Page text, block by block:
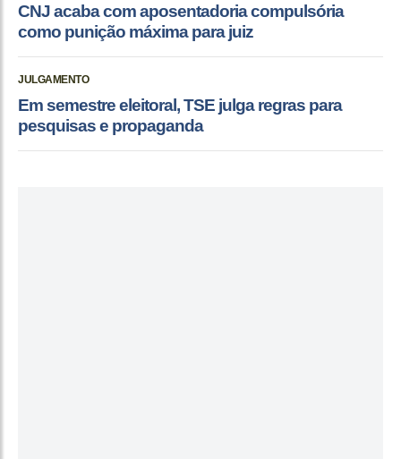
CNJ acaba com aposentadoria compulsória
como punição máxima para juiz
JULGAMENTO
Em semestre eleitoral, TSE julga regras para
pesquisas e propaganda